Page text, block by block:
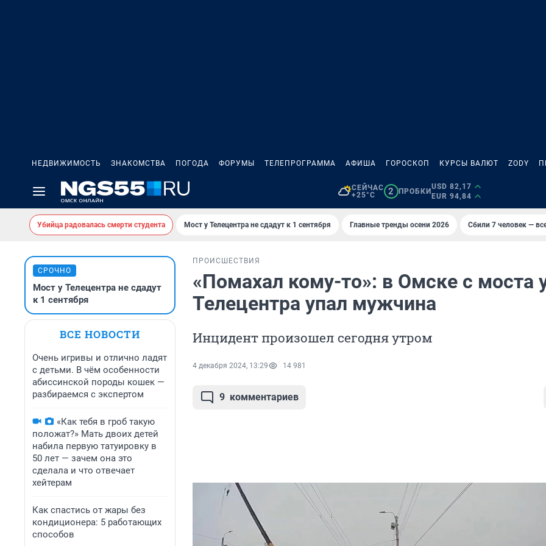
НЕДВИЖИМОСТЬ ЗНАКОМСТВА ПОГОДА ФОРУМЫ ТЕЛЕПРОГРАММА АФИША ГОРОСКОП КУРСЫ ВАЛЮТ ZODY
СЕЙЧАС
+25°C
2 ПРОБКИ
USD 82,17
EUR 94,84
Убийца радовалась смерти студента Мост у Телецентра не сдадут к 1 сентября Главные тренды осени 2026 Сбили 7 человек —
СРОЧНО
Мост у Телецентра не сдадут
к 1 сентября
ВСЕ НОВОСТИ
Очень игривы и отлично ладят
с детьми. В чём особенности
абиссинской породы кошек —
разбираемся с экспертом
«Как тебя в гроб такую
положат?» Мать двоих детей
набила первую татуировку в
50 лет — зачем она это
сделала и что отвечает
хейтерам
Как спастись от жары без
кондиционера: 5 работающих
способов
ПРОИСШЕСТВИЯ
«Помахал кому-то»: в Омске с моста
Телецентра упал мужчина
Инцидент произошел сегодня утром
4 декабря 2024, 13:29 14 981
9 комментариев